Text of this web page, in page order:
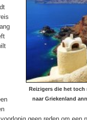
Reizigers die het
naar Griekenland